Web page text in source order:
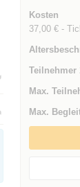
Kosten
37,00 € -
Teilnehmer
Max.
Max.